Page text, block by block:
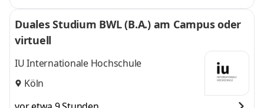
Duales Studium BWL (B.A.) am Campus oder
virtuell
IU Internationale Hochschule
Köln